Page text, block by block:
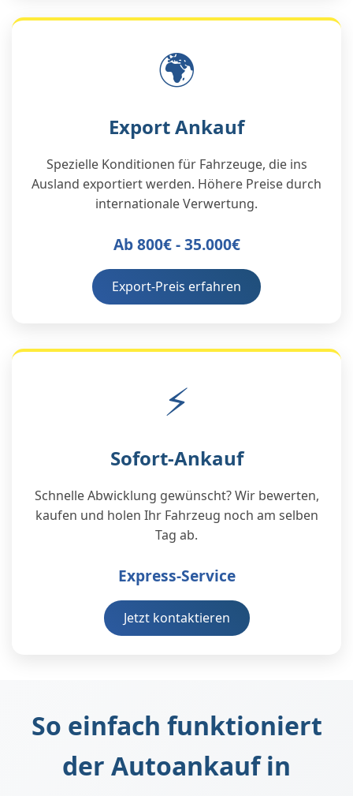
🌍
Export Ankauf
Spezielle Konditionen für Fahrzeuge, die ins
Ausland exportiert werden. Höhere Preise durch
internationale Verwertung.
Ab 800€ - 35.000€
Export-Preis erfahren
⚡
Sofort-Ankauf
Schnelle Abwicklung gewünscht? Wir bewerten,
kaufen und holen Ihr Fahrzeug noch am selben
Tag ab.
Express-Service
Jetzt kontaktieren
So einfach funktioniert
der Autoankauf in